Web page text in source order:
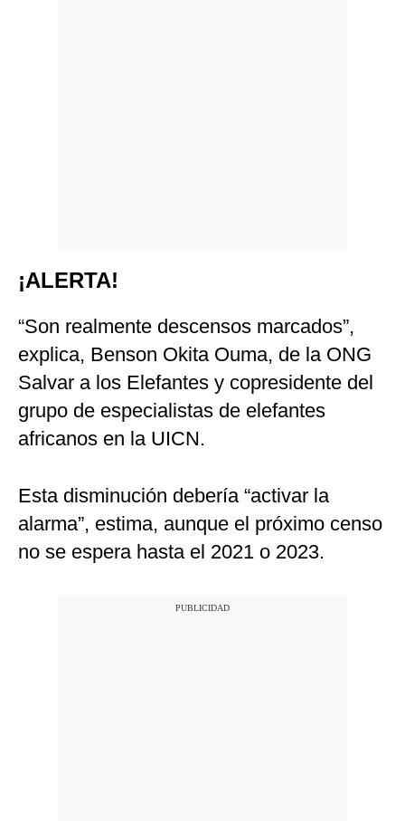
¡ALERTA!
“Son realmente descensos marcados”,
explica, Benson Okita Ouma, de la ONG
Salvar a los Elefantes y copresidente del
grupo de especialistas de elefantes
africanos en la UICN.
Esta disminución debería “activar la
alarma”, estima, aunque el próximo censo
no se espera hasta el 2021 o 2023.